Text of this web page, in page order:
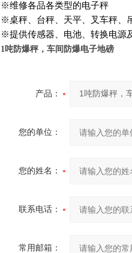
※维修各品各类型的电子秤
※桌秤、台秤、天平、叉车秤、
※提供传感器、电池、转换电源
1吨防爆秤，车间防爆电子地磅
产品：
您的单位：
您的姓名：
联系电话：
常用邮箱：